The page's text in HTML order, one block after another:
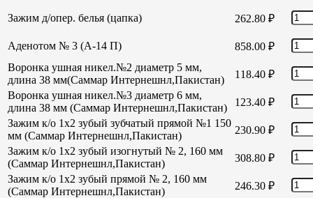
Зажим д/опер. белья (цапка) 262.80 ₽
Аденотом № 3 (А-14 П) 858.00 ₽
Воронка ушная никел.№2 диаметр 5 мм,
длина 38 мм(Саммар Интернешнл,Пакистан)
118.40 ₽
Воронка ушная никел.№3 диаметр 6 мм,
длина 38 мм (Саммар Интернешнл,Пакистан)
123.40 ₽
Зажим к/о 1х2 зубый зубчатый прямой №1 150
мм (Саммар Интернешнл,Пакистан)
230.90 ₽
Зажим к/о 1х2 зубый изогнутый № 2, 160 мм
(Саммар Интернешнл,Пакистан)
308.80 ₽
Зажим к/о 1х2 зубый прямой № 2, 160 мм
(Саммар Интернешнл,Пакистан)
246.30 ₽